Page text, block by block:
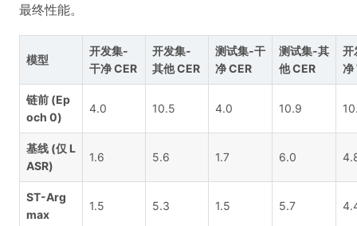
最终性能。
模型
开发集-
干净 CER
开发集-
其他 CER
测试集-干
净 CER
测试集-其
他 CER
开
净
链前 (Ep
och 0)
4.0 10.5 4.0 10.9
基线 (仅 L
ASR)
1.6 5.6 1.7 6.0
ST-Arg
max
1.5 5.3 1.5 5.7